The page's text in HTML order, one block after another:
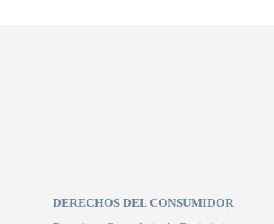
DERECHOS DEL CONSUMIDOR